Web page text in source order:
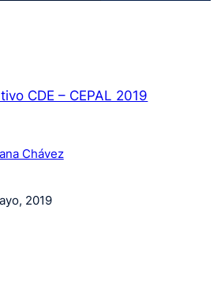
CDE – CEPAL 2019
Chávez
2019